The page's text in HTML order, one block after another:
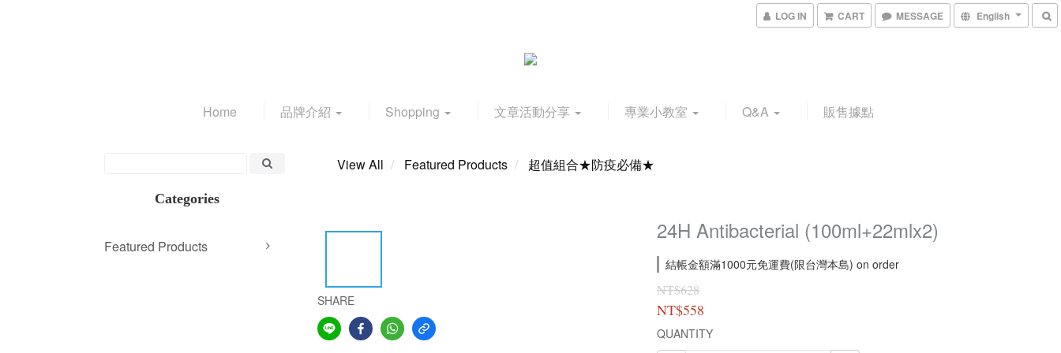
LOG IN CART MESSAGE English
Home 品牌介紹 Shopping 文章活動分享 專業小教室 Q&A 販售據點
Categories
Featured Products
View All Featured Products 超值組合★防疫必備★
SHARE
24H Antibacterial (100ml+22mlx2)
結帳金額滿1000元免運費(限台灣本島) on order
NT$628
NT$558
QUANTITY